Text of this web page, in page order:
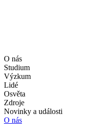
O nás
Studium
Výzkum
Lidé
Osvěta
Zdroje
Novinky a události
O nás